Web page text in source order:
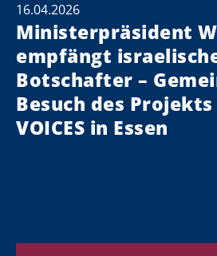
16.04.2026
Ministerpräsident
empfängt
Botschafter –
Besuch des Projekts
VOICES in Essen